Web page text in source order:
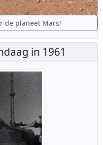
de planeet Mars!
in 1961